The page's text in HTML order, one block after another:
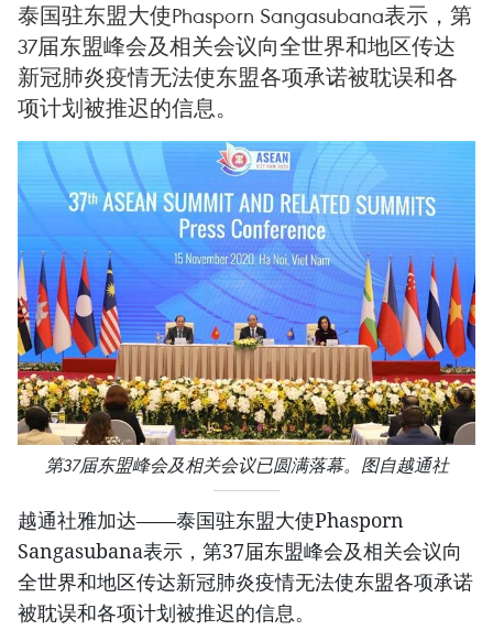
泰国驻东盟大使Phasporn Sangasubana表示，第
37届东盟峰会及相关会议向全世界和地区传达
新冠肺炎疫情无法使东盟各项承诺被耽误和各
项计划被推迟的信息。
第37届东盟峰会及相关会议已圆满落幕。图自越通社
越通社雅加达——泰国驻东盟大使Phasporn
Sangasubana表示，第37届东盟峰会及相关会议向
全世界和地区传达新冠肺炎疫情无法使东盟各项承诺
被耽误和各项计划被推迟的信息。